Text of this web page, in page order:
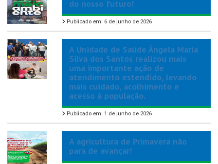
do nosso futuro!
Publicado em: 6 de junho de 2026
A Unidade de Saúde Ângela Maria
Silva dos Santos realizou mais
uma importante ação de
atendimento estendido, levando
mais cuidado, acolhimento e
acesso à população.
Publicado em: 1 de junho de 2026
A agricultura de Primavera não
para de avançar!